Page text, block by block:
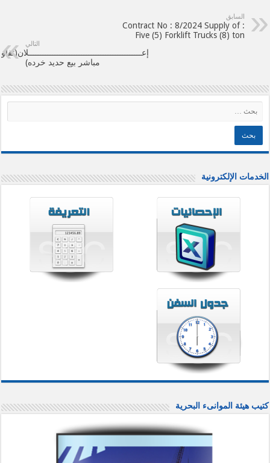
السابق
Contract No : 8/2024 Supply of :
Five (5) Forklift Trucks (8) ton
التالي
مباشر بيع حديد خرده)
الخدمات الإلكترونية
كتيب هيئة الموانىء البحرية